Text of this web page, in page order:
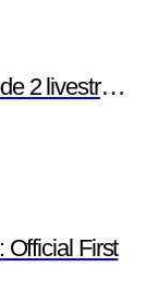
(full length)
First